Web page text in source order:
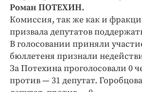
Роман ПОТЕХИН.
Комиссия, так же как и
призвала депутатов
В голосовании приняли
бюллетеня признали
За Потехина проголосовали 0
против — 31 депутат.